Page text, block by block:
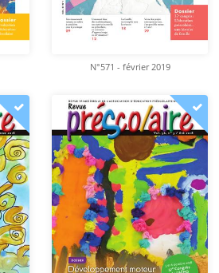
N°571 - février 2019